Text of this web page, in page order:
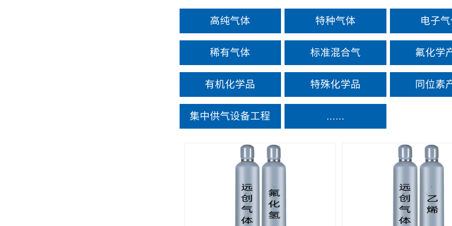
高纯气体 特种气体 电子
稀有气体 标准混合气 氟化学
有机化学品 特殊化学品 同位素
集中供气设备工程 ......